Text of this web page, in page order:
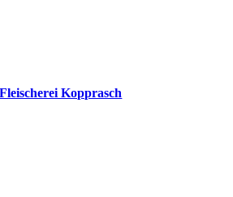
Fleischerei Kopprasch